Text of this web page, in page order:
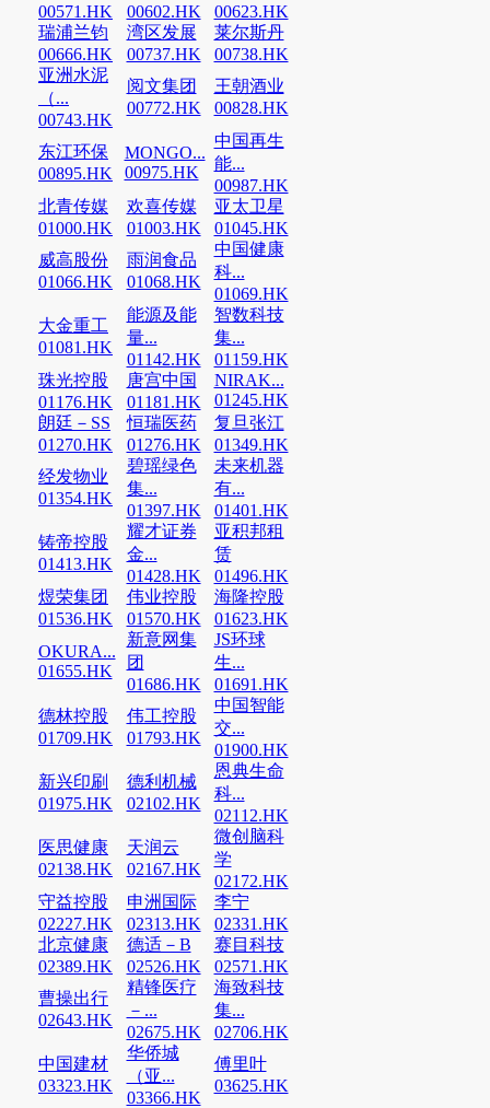
00571.HK
00602.HK
00623.HK
瑞浦兰钧
00666.HK
湾区发展
00737.HK
莱尔斯丹
00738.HK
亚洲水泥
（...
00743.HK
阅文集团
00772.HK
王朝酒业
00828.HK
东江环保
00895.HK
MONGO...
00975.HK
中国再生
能...
00987.HK
北青传媒
01000.HK
欢喜传媒
01003.HK
亚太卫星
01045.HK
威高股份
01066.HK
雨润食品
01068.HK
中国健康
科...
01069.HK
大金重工
01081.HK
能源及能
量...
01142.HK
智数科技
集...
01159.HK
珠光控股
01176.HK
唐宫中国
01181.HK
NIRAK...
01245.HK
朗廷－SS
01270.HK
恒瑞医药
01276.HK
复旦张江
01349.HK
经发物业
01354.HK
碧瑶绿色
集...
01397.HK
未来机器
有...
01401.HK
铸帝控股
01413.HK
耀才证券
金...
01428.HK
亚积邦租
赁
01496.HK
煜荣集团
01536.HK
伟业控股
01570.HK
海隆控股
01623.HK
OKURA...
01655.HK
新意网集
团
01686.HK
JS环球
生...
01691.HK
德林控股
01709.HK
伟工控股
01793.HK
中国智能
交...
01900.HK
新兴印刷
01975.HK
德利机械
02102.HK
恩典生命
科...
02112.HK
医思健康
02138.HK
天润云
02167.HK
微创脑科
学
02172.HK
守益控股
02227.HK
申洲国际
02313.HK
李宁
02331.HK
北京健康
02389.HK
德适－B
02526.HK
赛目科技
02571.HK
曹操出行
02643.HK
精锋医疗
－...
02675.HK
海致科技
集...
02706.HK
中国建材
03323.HK
华侨城
（亚...
03366.HK
傅里叶
03625.HK